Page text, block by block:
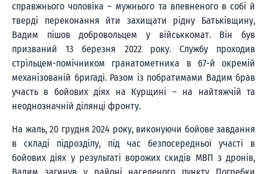
справжнього чоловіка – мужнього та впевненого в собі й
тверді переконання йти захищати рідну Батьківщину,
Вадим пішов добровольцем у військкомат. Він був
призваний 13 березня 2022 року. Службу проходив
стрільцем-помічником гранатометника в 67-й окремій
механізованій бригаді. Разом із побратимами Вадим брав
участь в бойових діях на Курщині – на найтяжчій та
неоднозначній ділянці фронту.
На жаль, 20 грудня 2024 року, виконуючи бойове завдання
в складі підрозділу, під час безпосередньої участі в
бойових діях у результаті ворожих скидів МВП з дронів,